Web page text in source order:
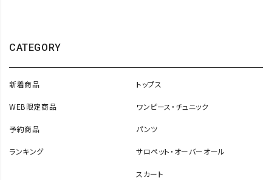
CATEGORY
新着商品
WEB限定商品
予約商品
ランキング
トップス
ワンピース・チュニック
パンツ
サロペット・オーバーオール
スカート